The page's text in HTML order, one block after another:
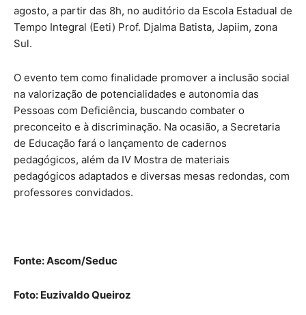
agosto, a partir das 8h, no auditório da Escola Estadual de
Tempo Integral (Eeti) Prof. Djalma Batista, Japiim, zona
Sul.
O evento tem como finalidade promover a inclusão social
na valorização de potencialidades e autonomia das
Pessoas com Deficiência, buscando combater o
preconceito e à discriminação. Na ocasião, a Secretaria
de Educação fará o lançamento de cadernos
pedagógicos, além da IV Mostra de materiais
pedagógicos adaptados e diversas mesas redondas, com
professores convidados.
Fonte: Ascom/Seduc
Foto: Euzivaldo Queiroz